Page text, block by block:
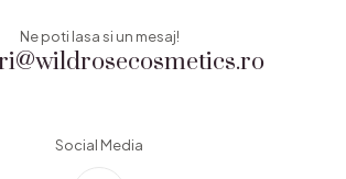
Ne poti lasa si un mesaj!
Social Media